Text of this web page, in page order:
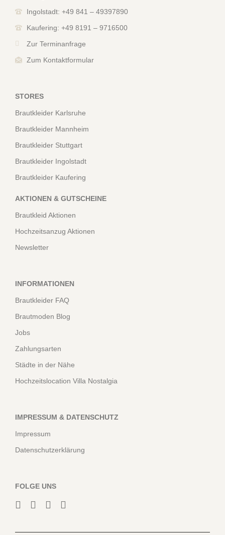
Ingolstadt: +49 841 – 49397890
Kaufering: +49 8191 – 9716500
Zur Terminanfrage
Zum Kontaktformular
STORES
Brautkleider Karlsruhe
Brautkleider Mannheim
Brautkleider Stuttgart
Brautkleider Ingolstadt
Brautkleider Kaufering
AKTIONEN & GUTSCHEINE
Brautkleid Aktionen
Hochzeitsanzug Aktionen
Newsletter
INFORMATIONEN
Brautkleider FAQ
Brautmoden Blog
Jobs
Zahlungsarten
Städte in der Nähe
Hochzeitslocation Villa Nostalgia
IMPRESSUM & DATENSCHUTZ
Impressum
Datenschutzerklärung
FOLGE UNS